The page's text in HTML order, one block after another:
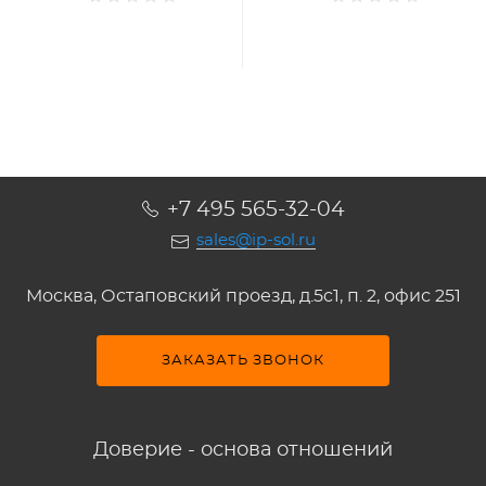
+7 495 565-32-04
sales@ip-sol.ru
Москва, Остаповский проезд, д.5c1, п. 2, офис 251
ЗАКАЗАТЬ ЗВОНОК
Доверие - основа отношений